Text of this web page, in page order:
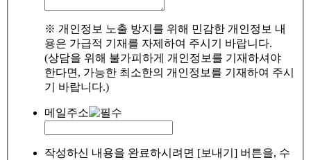
※ 개인정보 노출 방지를 위해 민감한 개인정보 내
용은 가급적 기재를 자제하여 주시기 바랍니다.
(상담을 위해 불가피하게 개인정보를 기재하셔야
한다면, 가능한 최소한의 개인정보를 기재하여 주시
기 바랍니다.)
메일주소
작성하신 내용을 완료하시려면 [보내기] 버튼을, 수